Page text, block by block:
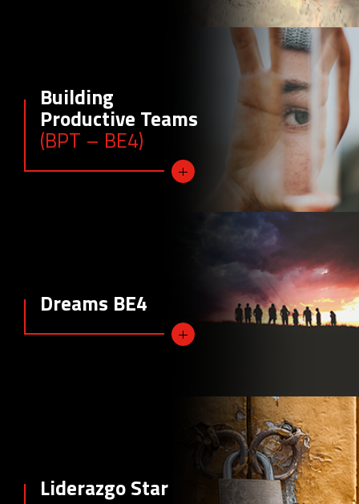
Building
Productive Teams
(BPT – BE4)
Dreams BE4
Liderazgo Star